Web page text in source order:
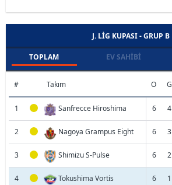
J. LIG KUPASI - GRUP B
TOPLAM EV SAHIBI
# Takım O G
1 Sanfrecce Hiroshima 6 4
2 Nagoya Grampus Eight 6 3
3 Shimizu S-Pulse 6 2
4 Tokushima Vortis 6 1